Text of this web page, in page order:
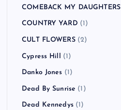
COMEBACK MY DAUGHTERS
COUNTRY YARD (1)
CULT FLOWERS(2)
Cypress Hill (1)
Danko Jones (1)
Dead By Sunrise (1)
Dead Kennedys(1)